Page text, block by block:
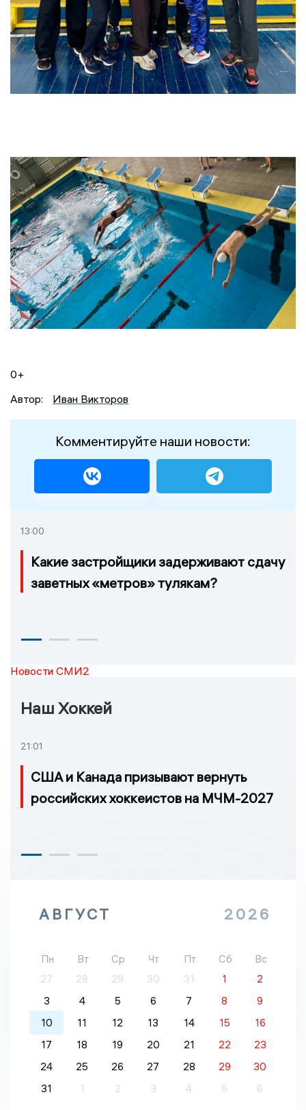
0+
Автор:
Иван Викторов
Комментируйте наши новости:
13:00
Какие застройщики задерживают сдачу
заветных «метров» тулякам?
Новости СМИ2
Наш Хоккей
21:01
США и Канада призывают вернуть
российских хоккеистов на МЧМ-2027
АВГУСТ 2026
Пн Вт Ср Чт Пт Сб
Вс
27
28 29 30 31 1
2
3
4 5 6 7 8
9
10
11 12 13 14 15
16
17
18 19 20 21 22
23
24
25 26 27 28 29
30
31
1 2 3 4 5 6